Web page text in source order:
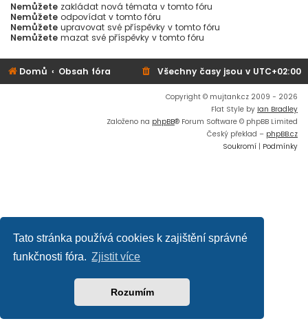
Tato stránka používá cookies k zajištění správné
funkčnosti fóra. Zjistit více
Rozumím
Nemůžete zakládat nová témata v tomto fóru
Nemůžete odpovídat v tomto fóru
Nemůžete upravovat své příspěvky v tomto fóru
Nemůžete mazat své příspěvky v tomto fóru
Domů Obsah fóra Všechny časy jsou v UTC+02:00
Copyright © mujtank.cz 2009 - 2026
Flat Style by Ian Bradley
Založeno na phpBB® Forum Software © phpBB Limited
Český překlad – phpBB.cz
Soukromí | Podmínky